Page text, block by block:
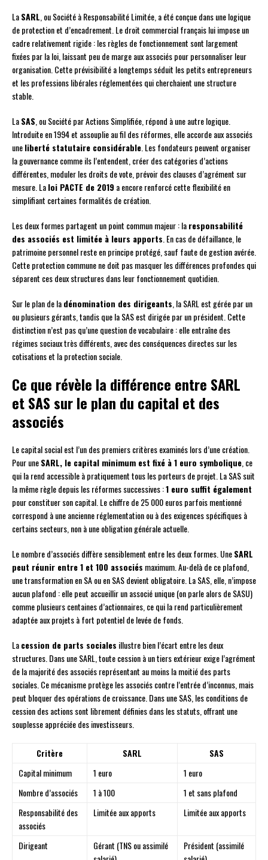
LaSARL , ou Société à Responsabilité Limitée, a été conçue dans une logique
de protection et d’encadrement. Le droit commercial français lui impose un
cadre relativement rigide : les règles de fonctionnement sont largement
fixées par la loi, laissant peu de marge aux associés pour personnaliser leur
organisation. Cette prévisibilité a longtemps séduit les petits entrepreneurs
et les professions libérales réglementées qui cherchaient une structure
stable.
LaSAS , ou Société par Actions Simplifiée, répond à une autre logique.
Introduite en 1994 et assouplie au fil des réformes, elle accorde aux associés
uneliberté statutaire considérable . Les fondateurs peuvent organiser
la gouvernance comme ils l’entendent, créer des catégories d’actions
différentes, moduler les droits de vote, prévoir des clauses d’agrément sur
mesure. Laloi PACTE de 2019 a encore renforcé cette flexibilité en
simplifiant certaines formalités de création.
Les deux formes partagent un point commun majeur : laresponsabilité
des associés est limitée à leurs apports . En cas de défaillance, le
patrimoine personnel reste en principe protégé, sauf faute de gestion avérée.
Cette protection commune ne doit pas masquer les différences profondes qui
séparent ces deux structures dans leur fonctionnement quotidien.
Sur le plan de ladénomination des dirigeants , la SARL est gérée par un
ou plusieurs gérants, tandis que la SAS est dirigée par un président. Cette
distinction n’est pas qu’une question de vocabulaire : elle entraîne des
régimes sociaux très différents, avec des conséquences directes sur les
cotisations et la protection sociale.
Ce que révèle la différence entre SARL
et SAS sur le plan du capital et des
associés
Le capital social est l’un des premiers critères examinés lors d’une création.
Pour uneSARL, le capital minimum est fixé à 1 euro symbolique , ce
qui la rend accessible à pratiquement tous les porteurs de projet. La SAS suit
la même règle depuis les réformes successives :1 euro suffit également
pour constituer son capital. Le chiffre de 25 000 euros parfois mentionné
correspond à une ancienne réglementation ou à des exigences spécifiques à
certains secteurs, non à une obligation générale actuelle.
Le nombre d’associés diffère sensiblement entre les deux formes. UneSARL
peut réunir entre 1 et 100 associés maximum. Au-delà de ce plafond,
une transformation en SA ou en SAS devient obligatoire. La SAS, elle, n’impose
aucun plafond : elle peut accueillir un associé unique (on parle alors de SASU)
comme plusieurs centaines d’actionnaires, ce qui la rend particulièrement
adaptée aux projets à fort potentiel de levée de fonds.
Lacession de parts sociales illustre bien l’écart entre les deux
structures. Dans une SARL, toute cession à un tiers extérieur exige l’agrément
de la majorité des associés représentant au moins la moitié des parts
sociales. Ce mécanisme protège les associés contre l’entrée d’inconnus, mais
peut bloquer des opérations de croissance. Dans une SAS, les conditions de
cession des actions sont librement définies dans les statuts, offrant une
souplesse appréciée des investisseurs.
Critère SARL
SAS
Capital minimum
1 euro
1 euro
Nombre d’associés
1 à 100
1 et sans plafond
Responsabilité des
associés
Limitée aux apports Limitée aux apports
Dirigeant
Gérant (TNS ou assimilé
Président (assimilé